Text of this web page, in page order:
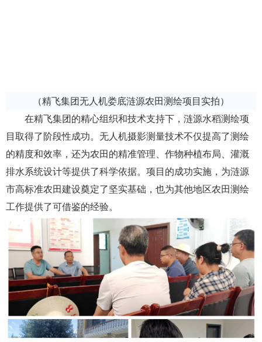
（精飞集团无人机娄底涟源农田测绘项目实拍）
在精飞集团的精心组织和技术支持下，涟源水稻测绘项
目取得了阶段性成功。无人机摄影测量技术不仅提高了测绘
的精度和效率，还为农田的精准管理、作物种植布局、灌溉
排水系统设计等提供了科学依据。项目的成功实施，为涟源
市高标准农田建设奠定了坚实基础，也为其他地区农田测绘
工作提供了可借鉴的经验。